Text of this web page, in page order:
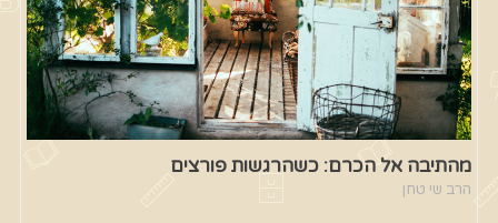
מהתיבה אל הכרם: כשהרגשות פורצים
הרב שי טחן